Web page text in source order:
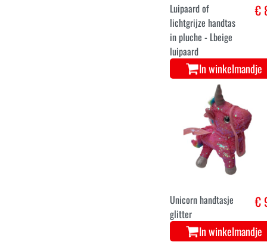
Luipaard of
lichtgrijze handtas
in pluche - Lbeige
luipaard
€
In winkelmandje
Unicorn handtasje
glitter
€
In winkelmandje